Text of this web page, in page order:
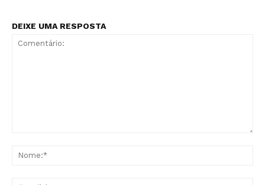
DEIXE UMA RESPOSTA